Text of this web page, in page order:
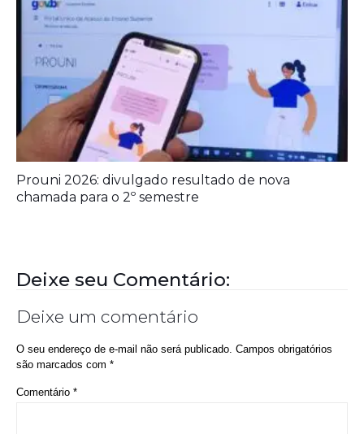
Prouni 2026: divulgado resultado de nova
chamada para o 2º semestre
Deixe seu Comentário:
Deixe um comentário
O seu endereço de e-mail não será publicado. Campos obrigatórios
são marcados com *
Comentário *